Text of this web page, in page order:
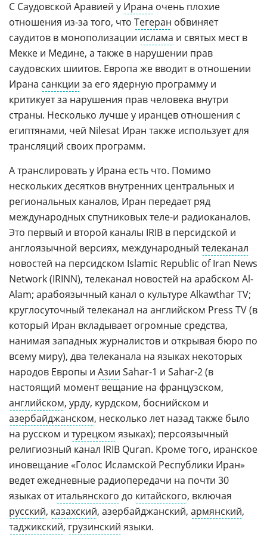
С Саудовской Аравией у Ирана очень плохие
отношения из-за того, что Тегеран обвиняет
саудитов в монополизации ислама и святых мест в
Мекке и Медине, а также в нарушении прав
саудовских шиитов. Европа же вводит в отношении
Ирана санкции за его ядерную программу и
критикует за нарушения прав человека внутри
страны. Несколько лучше у иранцев отношения с
египтянами, чей Nilesat Иран также использует для
трансляций своих программ.
А транслировать у Ирана есть что. Помимо
нескольких десятков внутренних центральных и
региональных каналов, Иран передает ряд
международных спутниковых теле-и радиоканалов.
Это первый и второй каналы IRIB в персидской и
англоязычной версиях, международный телеканал
новостей на персидском Islamic Republic of Iran News
Network (IRINN), телеканал новостей на арабском Al-
Alam; арабоязычный канал о культуре Alkawthar TV;
круглосуточный телеканал на английском Press TV (в
который Иран вкладывает огромные средства,
нанимая западных журналистов и открывая бюро по
всему миру), два телеканала на языках некоторых
народов Европы и Азии Sahar-1 и Sahar-2 (в
настоящий момент вещание на французском,
английском, урду, курдском, боснийском и
азербайджанском, несколько лет назад также было
на русском и турецком языках); персоязычный
религиозный канал IRIB Quran. Кроме того, иранское
иновещание «Голос Исламской Республики Иран»
ведет ежедневные радиопередачи на почти 30
языках отитальянского до китайского, включая
русский, казахский, азербайджанский, армянский,
таджикский, грузинский языки.